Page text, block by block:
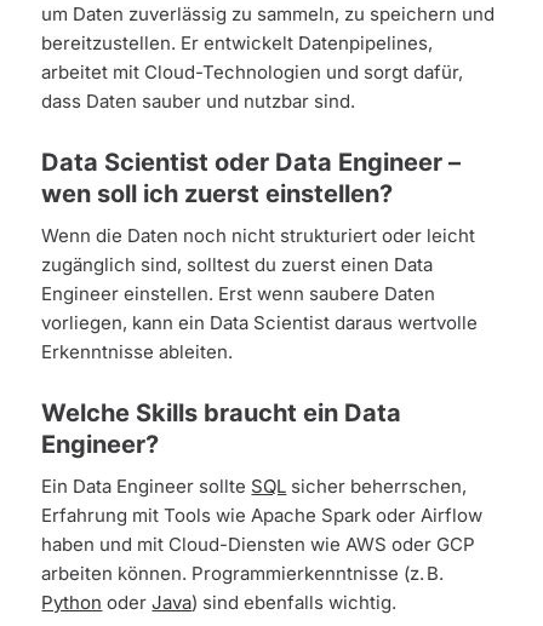
um Daten zuverlässig zu sammeln, zu speichern und
bereitzustellen. Er entwickelt Datenpipelines,
arbeitet mit Cloud-Technologien und sorgt dafür,
dass Daten sauber und nutzbar sind.
Data Scientist oder Data Engineer –
wen soll ich zuerst einstellen?
Wenn die Daten noch nicht strukturiert oder leicht
zugänglich sind, solltest du zuerst einen Data
Engineer einstellen. Erst wenn saubere Daten
vorliegen, kann ein Data Scientist daraus wertvolle
Erkenntnisse ableiten.
Welche Skills braucht ein Data
Engineer?
Ein Data Engineer sollte SQL sicher beherrschen,
Erfahrung mit Tools wie Apache Spark oder Airflow
haben und mit Cloud-Diensten wie AWS oder GCP
arbeiten können. Programmierkenntnisse (z. B.
Python oderJava) sind ebenfalls wichtig.